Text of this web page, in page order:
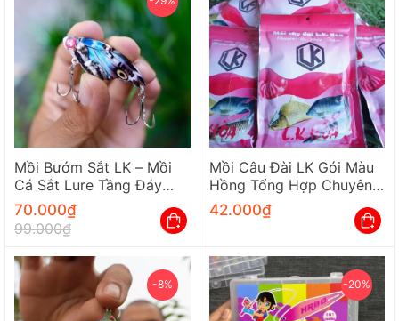
Mồi Bướm Sắt LK – Mồi
Cá Sắt Lure Tầng Đáy
Siêu Nhạy (9g, 12g, 16g)
70.000₫
99.000₫
Mồi Câu Đài LK Gói Màu
Hồng Tổng Hợp Chuyên
Câu Cá Rô Chép Trắm
42.000₫
-8% -20%